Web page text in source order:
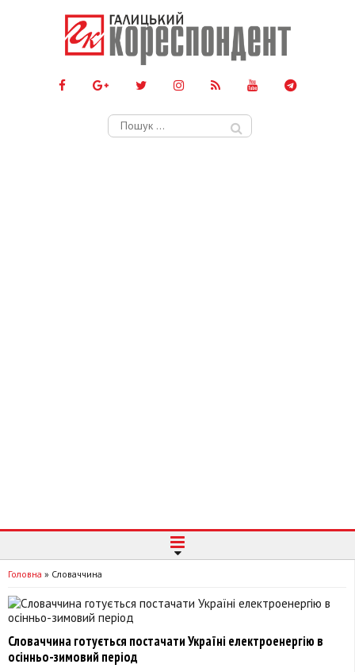
Пошук:
Головна » Словаччина
Словаччина готується постачати Україні електроенергію в
осінньо-зимовий період